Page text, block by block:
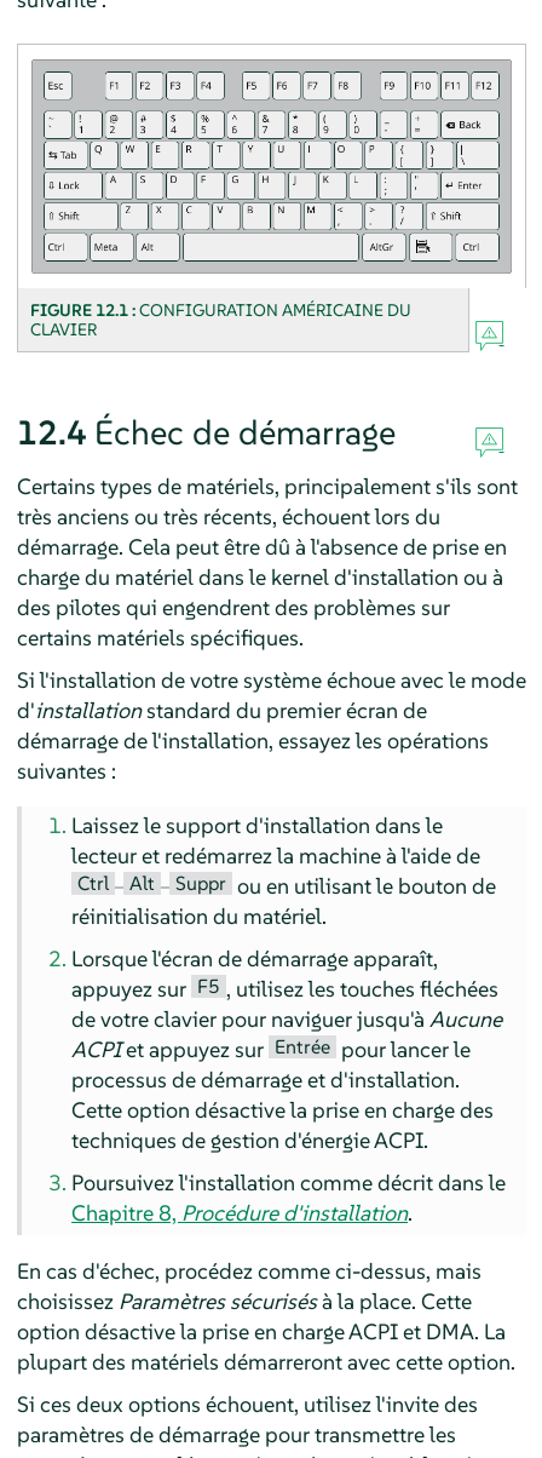
FIGURE 12.1 :CONFIGURATION AMÉRICAINE DU
CLAVIER
12.4 Échec de démarrage
Certains types de matériels, principalement s'ils sont
très anciens ou très récents, échouent lors du
démarrage. Cela peut être dû à l'absence de prise en
charge du matériel dans le kernel d'installation ou à
des pilotes qui engendrent des problèmes sur
certains matériels spécifiques.
Si l'installation de votre système échoue avec le mode
d'installationstandard du premier écran de
démarrage de l'installation, essayez les opérations
suivantes :
Laissez le support d'installation dans le
lecteur et redémarrez la machine à l'aide de
Ctrl – Alt – Suppr ou en utilisant le bouton de
réinitialisation du matériel.
Lorsque l'écran de démarrage apparaît,
appuyez sur F5 , utilisez les touches fléchées
de votre clavier pour naviguer jusqu'àAucune
ACPIet appuyez sur Entrée pour lancer le
processus de démarrage et d'installation.
Cette option désactive la prise en charge des
techniques de gestion d'énergie ACPI.
Poursuivez l'installation comme décrit dans le
Chapitre 8, Procédure d'installation.
En cas d'échec, procédez comme ci-dessus, mais
choisissez Paramètres sécurisésà la place. Cette
option désactive la prise en charge ACPI et DMA. La
plupart des matériels démarreront avec cette option.
Si ces deux options échouent, utilisez l'invite des
paramètres de démarrage pour transmettre les